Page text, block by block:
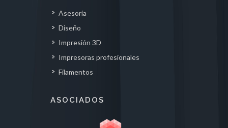
Asesoría
Diseño
Impresión 3D
Impresoras profesionales
Filamentos
ASOCIADOS